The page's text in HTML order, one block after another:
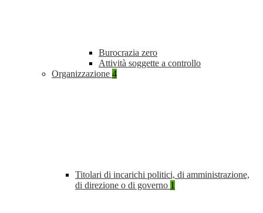
Burocrazia zero
Attività soggette a controllo
Organizzazione 4
Titolari di incarichi politici, di amministrazione,
di direzione o di governo 1